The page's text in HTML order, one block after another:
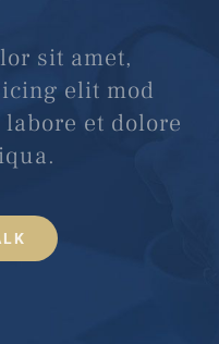
sit amet,
elit mod
et dolore